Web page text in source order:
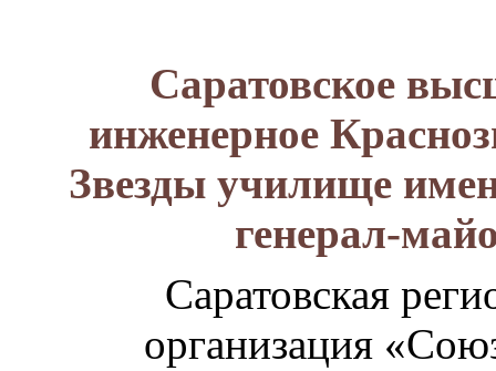
Саратовское
инженерное
Звезды училище
генерал-
Саратовская
организация